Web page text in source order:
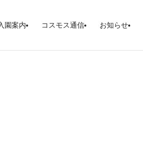
園案内 コスモス通信 お知らせ